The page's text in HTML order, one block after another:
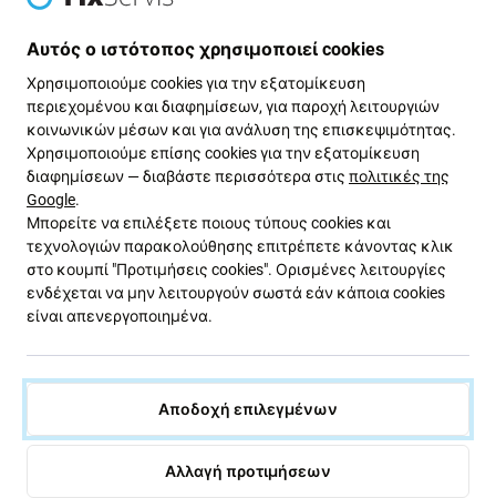
ΣΕ ΑΠΌΘΕΜΑ 1 τεμ ΣΕ ΑΠΌΘΕΜΑ 3 τεμ
FixPremium
5000mAh | μωβ | purple |
FixPremium
ΣΕ ΑΠΌΘΕΜΑ 1 τεμ
-15 %
20W, συμβατό με Apple
17,13 € 20,14 €
ΣΕ ΑΠΌΘΕΜΑ 10+ τεμ
Αυτός ο ιστότοπος χρησιμοποιεί cookies
Χρησιμοποιούμε cookies για την εξατομίκευση
περιεχομένου και διαφημίσεων, για παροχή λειτουργιών
κοινωνικών μέσων και για ανάλυση της επισκεψιμότητας.
Χρησιμοποιούμε επίσης cookies για την εξατομίκευση
διαφημίσεων — διαβάστε περισσότερα στις πολιτικές της
Google.
Μπορείτε να επιλέξετε ποιους τύπους cookies και
τεχνολογιών παρακολούθησης επιτρέπετε κάνοντας κλικ
στο κουμπί "Προτιμήσεις cookies". Ορισμένες λειτουργίες
ενδέχεται να μην λειτουργούν σωστά εάν κάποια cookies
είναι απενεργοποιημένα.
Αποδοχή επιλεγμένων
Αλλαγή προτιμήσεων